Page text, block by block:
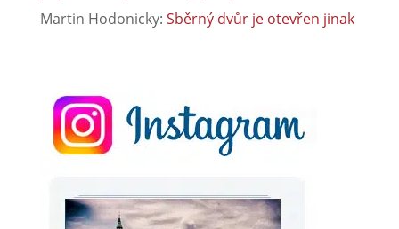
Martin Hodonicky: Sběrný dvůr je otevřen jinak